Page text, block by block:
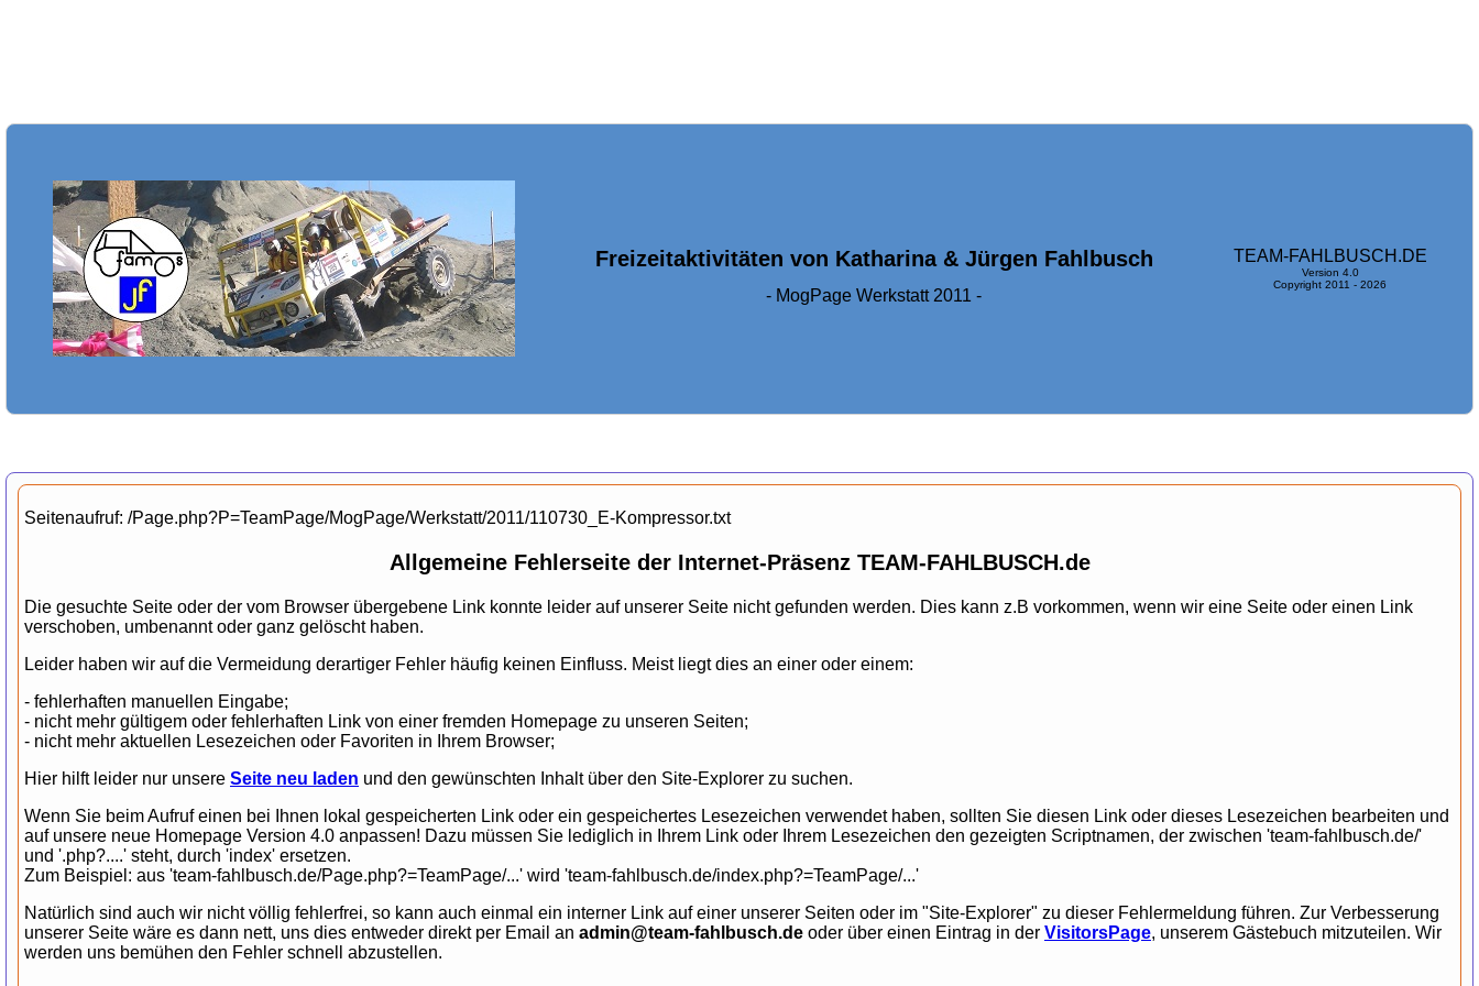
Freizeitaktivitäten von Katharina & Jürgen Fahlbusch
- MogPage Werkstatt 2011 -
TEAM-FAHLBUSCH.DE
Version 4.0
Copyright 2011 - 2026
Seitenaufruf: /Page.php?P=TeamPage/MogPage/Werkstatt/2011/110730_E-Kompressor.txt
Allgemeine Fehlerseite der Internet-Präsenz TEAM-FAHLBUSCH.de
Die gesuchte Seite oder der vom Browser übergebene Link konnte leider auf unserer Seite nicht gefunden werden. Dies kann z.B vorkommen, wenn wir eine Seite oder einen Link
verschoben, umbenannt oder ganz gelöscht haben.
Leider haben wir auf die Vermeidung derartiger Fehler häufig keinen Einfluss. Meist liegt dies an einer oder einem:
- fehlerhaften manuellen Eingabe;
- nicht mehr gültigem oder fehlerhaften Link von einer fremden Homepage zu unseren Seiten;
- nicht mehr aktuellen Lesezeichen oder Favoriten in Ihrem Browser;
Hier hilft leider nur unsere Seite neu laden und den gewünschten Inhalt über den Site-Explorer zu suchen.
Wenn Sie beim Aufruf einen bei Ihnen lokal gespeicherten Link oder ein gespeichertes Lesezeichen verwendet haben, sollten Sie diesen Link oder dieses Lesezeichen bearbeiten und
auf unsere neue Homepage Version 4.0 anpassen! Dazu müssen Sie lediglich in Ihrem Link oder Ihrem Lesezeichen den gezeigten Scriptnamen, der zwischen 'team-fahlbusch.de/'
und '.php?....' steht, durch 'index' ersetzen.
Zum Beispiel: aus 'team-fahlbusch.de/Page.php?=TeamPage/...' wird 'team-fahlbusch.de/index.php?=TeamPage/...'
Natürlich sind auch wir nicht völlig fehlerfrei, so kann auch einmal ein interner Link auf einer unserer Seiten oder im "Site-Explorer" zu dieser Fehlermeldung führen. Zur Verbesserung
unserer Seite wäre es dann nett, uns dies entweder direkt per Email an admin@team-fahlbusch.de oder über einen Eintrag in der VisitorsPage, unserem Gästebuch mitzuteilen. Wir
werden uns bemühen den Fehler schnell abzustellen.